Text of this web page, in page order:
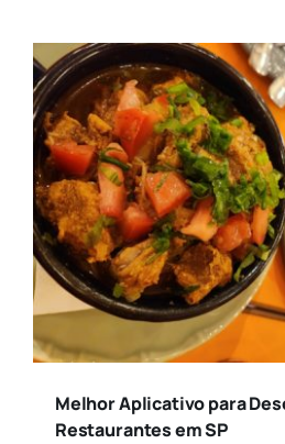
Melhor Aplicativo para
Restaurantes em SP